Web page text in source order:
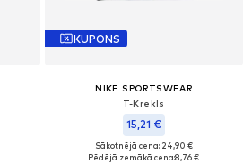
KUPONS
NIKE SPORTSWEAR
T-Krekls
15,21 €
Sākotnējā cena: 24,90 €
Pēdējā zemākā cena:8,76 €